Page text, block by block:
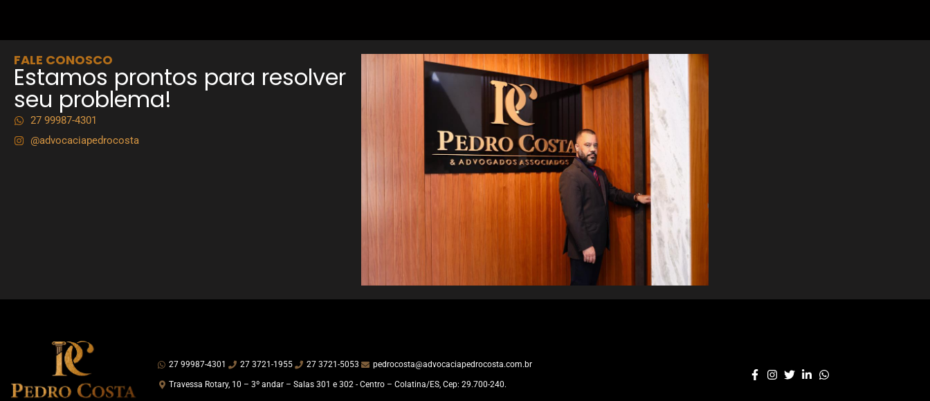
FALE CONOSCO
Estamos prontos para resolver
seu problema!
27 99987-4301
@advocaciapedrocosta
27 99987-4301 27 3721-1955 27 3721-5053 pedrocosta@advocaciapedrocosta.com.br
Travessa Rotary, 10 – 3º andar – Salas 301 e 302 - Centro – Colatina/ES, Cep: 29.700-240.